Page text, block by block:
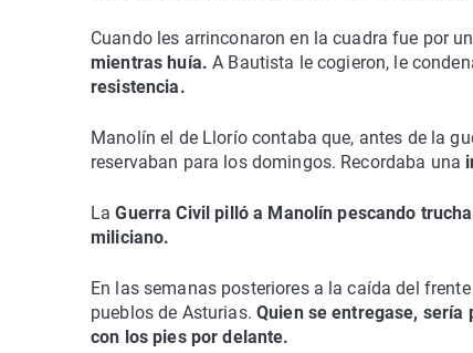
Cuando les arrinconaron en la cuadra fue por un
mientras huía. A Bautista le cogieron, le
resistencia.
Manolín el de Llorío contaba que, antes de la
reservaban para los domingos. Recordaba una
LaGuerra Civil pilló a Manolín pescando
miliciano.
En las semanas posteriores a la caída del
pueblos de Asturias. Quien se entregase, sería
con los pies por delante.